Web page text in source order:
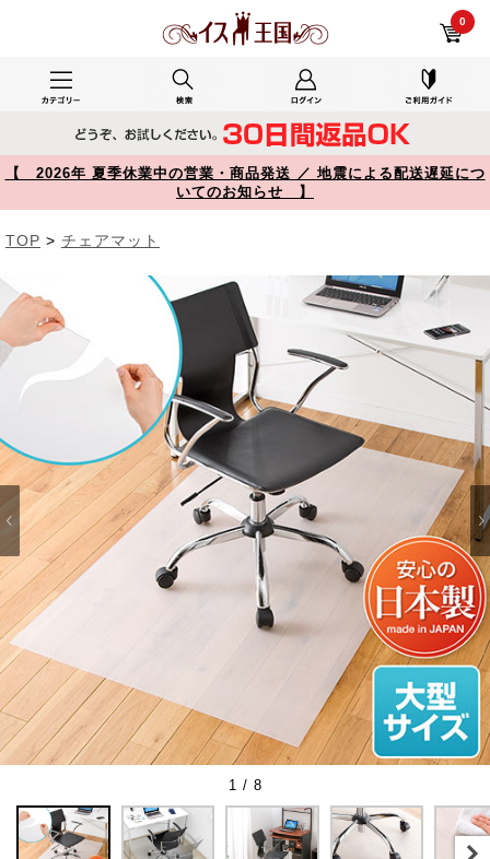
0
【 2026年 夏季休業中の営業・商品発送 ／ 地震による配送遅延につ
いてのお知らせ 】
TOP > チェアマット
1 / 8